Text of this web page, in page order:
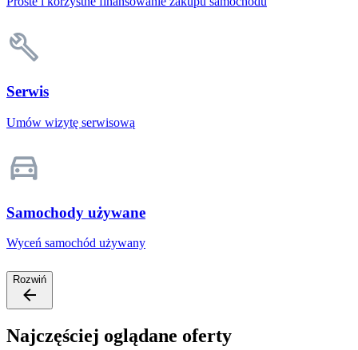
Serwis
Umów wizytę serwisową
Samochody używane
Wyceń samochód używany
Rozwiń
Najczęściej oglądane oferty